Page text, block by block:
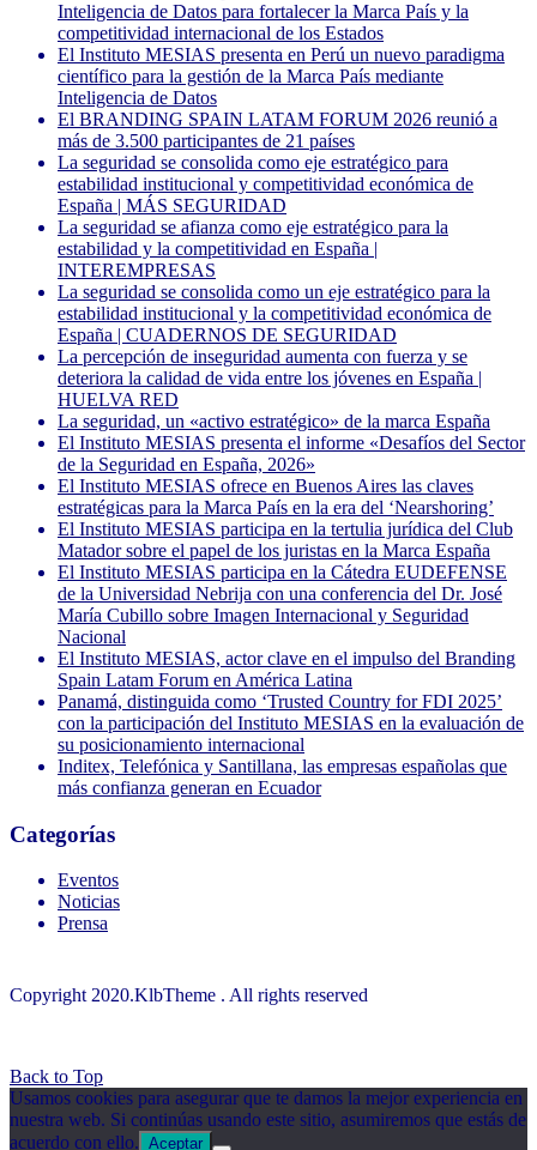
Inteligencia de Datos para fortalecer la Marca País y la
competitividad internacional de los Estados
El Instituto MESIAS presenta en Perú un nuevo paradigma
científico para la gestión de la Marca País mediante
Inteligencia de Datos
El BRANDING SPAIN LATAM FORUM 2026 reunió a
más de 3.500 participantes de 21 países
La seguridad se consolida como eje estratégico para
estabilidad institucional y competitividad económica de
España | MÁS SEGURIDAD
La seguridad se afianza como eje estratégico para la
estabilidad y la competitividad en España |
INTEREMPRESAS
La seguridad se consolida como un eje estratégico para la
estabilidad institucional y la competitividad económica de
España | CUADERNOS DE SEGURIDAD
La percepción de inseguridad aumenta con fuerza y se
deteriora la calidad de vida entre los jóvenes en España |
HUELVA RED
La seguridad, un «activo estratégico» de la marca España
El Instituto MESIAS presenta el informe «Desafíos del Sector
de la Seguridad en España, 2026»
El Instituto MESIAS ofrece en Buenos Aires las claves
estratégicas para la Marca País en la era del ‘Nearshoring’
El Instituto MESIAS participa en la tertulia jurídica del Club
Matador sobre el papel de los juristas en la Marca España
El Instituto MESIAS participa en la Cátedra EUDEFENSE
de la Universidad Nebrija con una conferencia del Dr. José
María Cubillo sobre Imagen Internacional y Seguridad
Nacional
El Instituto MESIAS, actor clave en el impulso del Branding
Spain Latam Forum en América Latina
Panamá, distinguida como ‘Trusted Country for FDI 2025’
con la participación del Instituto MESIAS en la evaluación de
su posicionamiento internacional
Inditex, Telefónica y Santillana, las empresas españolas que
más confianza generan en Ecuador
Categorías
Eventos
Noticias
Prensa
Copyright 2020.KlbTheme . All rights reserved
Back to Top
Usamos cookies para asegurar que te damos la mejor experiencia en
nuestra web. Si continúas usando este sitio, asumiremos que estás de
acuerdo con ello. Aceptar